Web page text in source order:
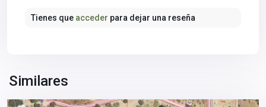
Tienes que acceder para dejar una reseña
Similares
Castilblanco
Sevilla
provincia